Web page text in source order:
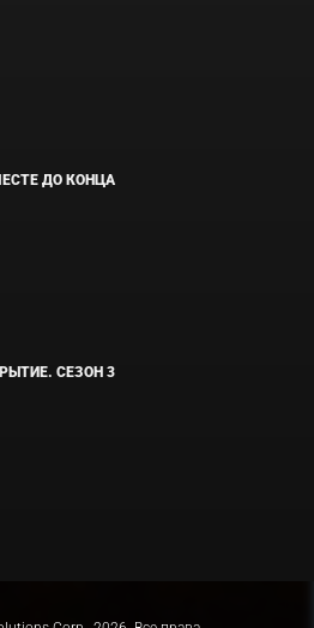
ДО КОНЦА
СЕЗОН 3